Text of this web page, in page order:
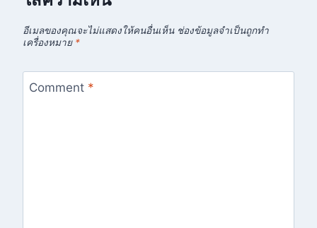
อีเมลของคุณจะไม่แสดงให้คนอื่นเห็น ช่องข้อมูลจำเป็นถูกทำ
เครื่องหมาย *
Comment *